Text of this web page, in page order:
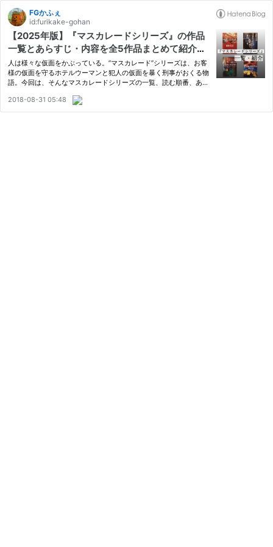
FGかふぇ
id:furikake-gohan
【2025年版】『マスカレードシリーズ』の作品
一覧とあらすじ・内容を全5作品まとめて紹介す
る【東野圭吾】
人は様々な仮面をかぶっている。”マスカレード”シリーズは、お客
様の仮面を守るホテルウーマンと犯人の仮面を暴く刑事がおくる物
語。今回は、そんなマスカレードシリーズの一覧、読む順番、あら
徴・見所 1.『マスカレード・ホテル』 ──あらすじ ──名コンビ
誕…
2018-08-31 05:48